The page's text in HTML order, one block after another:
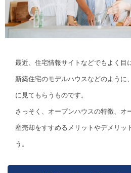
最近、住宅情報サイトなどでもよく目
新築住宅のモデルハウスなどのように
に見てもらうものです。
さっそく、オープンハウスの特徴、オ
産売却をすすめるメリットやデメリッ
う。